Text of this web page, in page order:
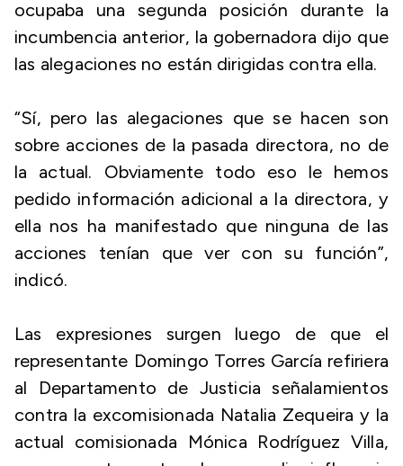
ocupaba una segunda posición durante la
incumbencia anterior, la gobernadora dijo que
las alegaciones no están dirigidas contra ella.
“Sí, pero las alegaciones que se hacen son
sobre acciones de la pasada directora, no de
la actual. Obviamente todo eso le hemos
pedido información adicional a la directora, y
ella nos ha manifestado que ninguna de las
acciones tenían que ver con su función”,
indicó.
Las expresiones surgen luego de que el
representante Domingo Torres García refiriera
al Departamento de Justicia señalamientos
contra la excomisionada Natalia Zequeira y la
actual comisionada Mónica Rodríguez Villa,